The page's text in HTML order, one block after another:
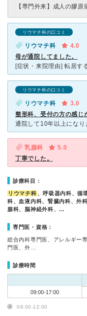
【専門外来】 成人の膠原
リウマチ科の口コミ
リウマチ科
4.0
母が通院してました。
リウマチ科の口コミ
リウマチ科
3.0
整形科、受付の方の感じ
乳腺科
5.0
丁寧でした。
診療科目：
リウマチ科 、呼吸器内科、循
科、血液内科、腎臓内科、外
腺科、脳神経外科、…
専門医・資格：
総合内科専門医、アレルギー
門医、外…
診療時間
09:00-17:00
09:00-12:00